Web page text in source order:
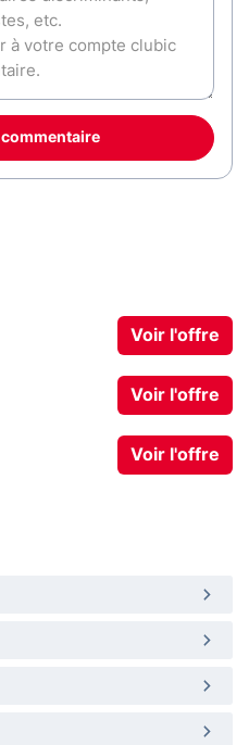
Voir l'offre
Voir l'offre
Voir l'offre